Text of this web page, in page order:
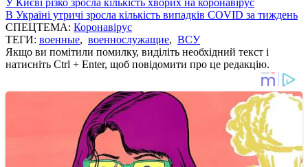
В Україні утричі зросла кількість випадків COVID за тиждень
СПЕЦТЕМА: Коронавірус
ТЕГИ: военные, военнослужащие, ВСУ
Якщо ви помітили помилку, виділіть необхідний текст і
натисніть Ctrl + Enter, щоб повідомити про це редакцію.